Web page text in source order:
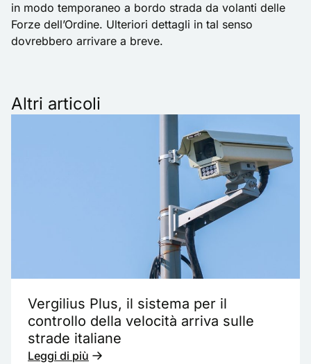
in modo temporaneo a bordo strada da volanti delle
Forze dell’Ordine. Ulteriori dettagli in tal senso
dovrebbero arrivare a breve.
Altri articoli
Vergilius Plus, il sistema per il
controllo della velocità arriva sulle
strade italiane
Leggi di più